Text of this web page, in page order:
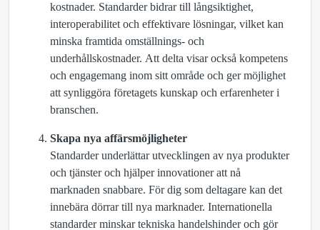
kostnader. Standarder bidrar till långsiktighet,
interoperabilitet och effektivare lösningar, vilket kan
minska framtida omställnings- och
underhållskostnader. Att delta visar också kompetens
och engagemang inom sitt område och ger möjlighet
att synliggöra företagets kunskap och erfarenheter i
branschen.
Skapa nya affärsmöjligheter
Standarder underlättar utvecklingen av nya produkter
och tjänster och hjälper innovationer att nå
marknaden snabbare. För dig som deltagare kan det
innebära dörrar till nya marknader. Internationella
standarder minskar tekniska handelshinder och gör